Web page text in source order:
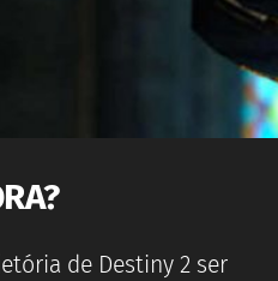
de Destiny 2 ser